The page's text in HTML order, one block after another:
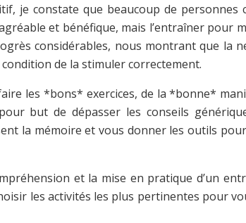
je constate que beaucoup de
et bénéfique, mais l’entraîner pour
considérables, nous montrant que la
de la stimuler correctement.
les *bons* exercices, de la *bonne*
but de dépasser les conseils
la mémoire et vous donner les outils
et la mise en pratique d’un
les activités les plus pertinentes pour